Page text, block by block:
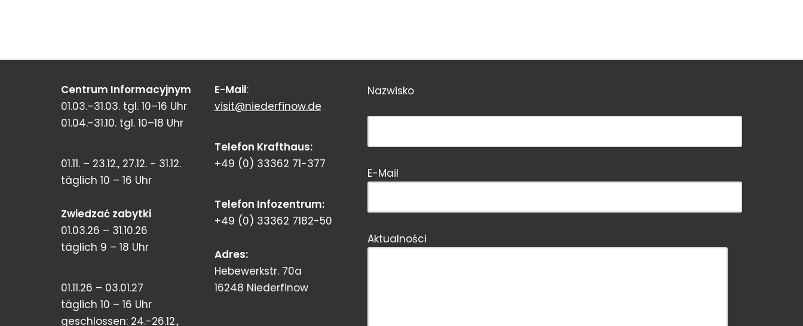
Centrum Informacyjnym
01.03.–31.03. tgl. 10–16 Uhr
01.04.-31.10. tgl. 10–18 Uhr
01.11. – 23.12., 27.12. - 31.12.
täglich 10 – 16 Uhr
Zwiedzać zabytki
01.03.26 – 31.10.26
täglich 9 – 18 Uhr
01.11.26 – 03.01.27
täglich 10 – 16 Uhr
geschlossen: 24.-26.12.,
E-Mail:
visit@niederfinow.de
Telefon Krafthaus:
+49 (0) 33362 71-377
Telefon Infozentrum:
+49 (0) 33362 7182-50
Adres:
Hebewerkstr. 70a
16248 Niederfinow
Nazwisko
Bitte dieses Feld leer lassen!
Bitte dieses Feld leer lassen!
E-Mail
Aktualności